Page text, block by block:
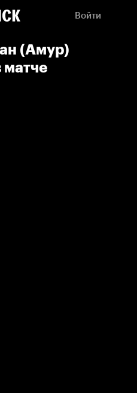
Войти
(Амур)
матче